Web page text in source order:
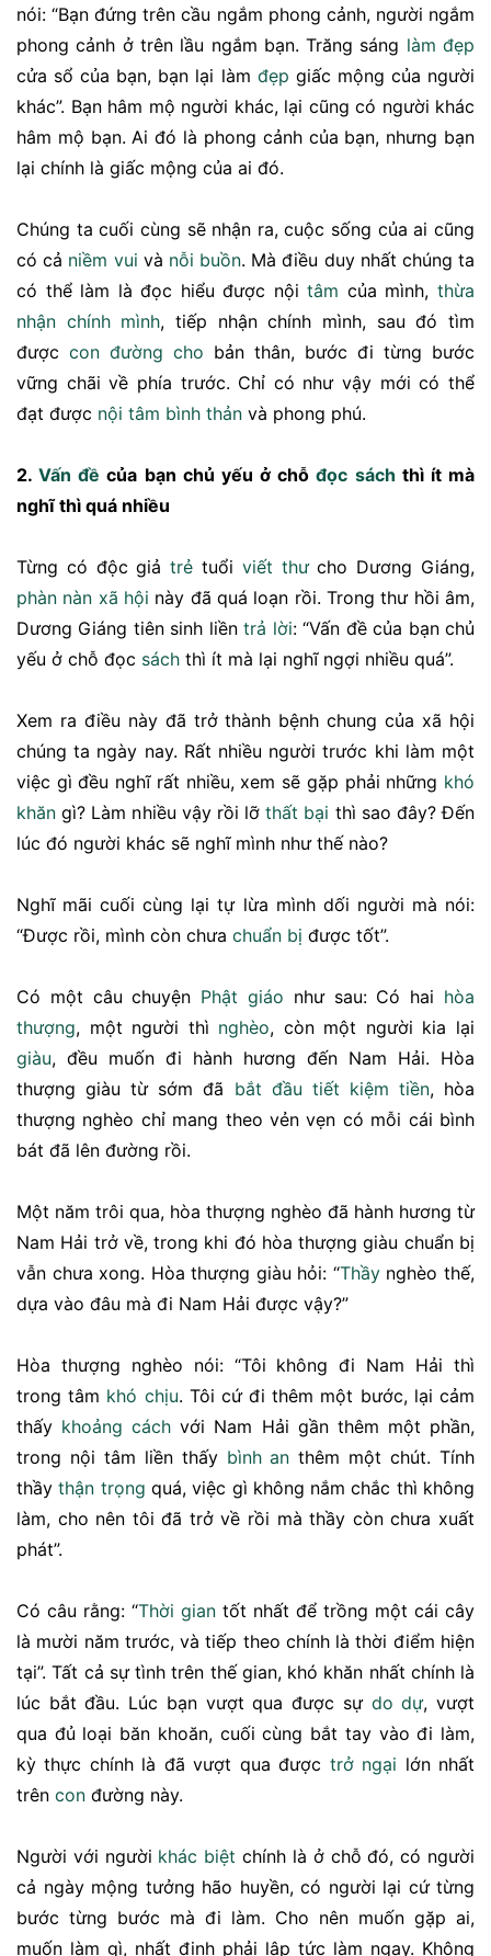
nói: “Bạn đứng trên cầu ngắm phong cảnh, người ngắm
phong cảnh ở trên lầu ngắm bạn. Trăng sáng làm đẹp
cửa sổ của bạn, bạn lại làm đẹp giấc mộng của người
khác”. Bạn hâm mộ người khác, lại cũng có người khác
hâm mộ bạn. Ai đó là phong cảnh của bạn, nhưng bạn
lại chính là giấc mộng của ai đó.
Chúng ta cuối cùng sẽ nhận ra, cuộc sống của ai cũng
có cả niềm vui và nỗi buồn. Mà điều duy nhất chúng ta
có thể làm là đọc hiểu được nộitâm của mình,thừa
nhận chính mình, tiếp nhận chính mình, sau đó tìm
được con đường cho bản thân, bước đi từng bước
vững chãi về phía trước. Chỉ có như vậy mới có thể
đạt được nội tâm bình thản và phong phú.
2.Vấn đề của bạn chủ yếu ở chỗđọc sách thì ít mà
nghĩ thì quá nhiều
Từng có độc giảtrẻ tuổi viết thưcho Dương Giáng,
phàn nàn xã hội này đã quá loạn rồi. Trong thư hồi âm,
Dương Giáng tiên sinh liềntrả lời: “Vấn đề của bạn chủ
yếu ở chỗ đọc sách thì ít mà lại nghĩ ngợi nhiều quá”.
Xem ra điều này đã trở thành bệnh chung của xã hội
chúng ta ngày nay. Rất nhiều người trước khi làm một
việc gì đều nghĩ rất nhiều, xem sẽ gặp phải những khó
khăn gì? Làm nhiều vậy rồi lỡthất bại thì sao đây? Đến
lúc đó người khác sẽ nghĩ mình như thế nào?
Nghĩ mãi cuối cùng lại tự lừa mình dối người mà nói:
“Được rồi, mình còn chưa chuẩn bị được tốt”.
Có một câu chuyện Phật giáo như sau: Có hai hòa
thượng, một người thì nghèo, còn một người kia lại
giàu, đều muốn đi hành hương đến Nam Hải. Hòa
thượng giàu từ sớm đã bắt đầu tiết kiệm tiền, hòa
thượng nghèo chỉ mang theo vẻn vẹn có mỗi cái bình
bát đã lên đường rồi.
Một năm trôi qua, hòa thượng nghèo đã hành hương từ
Nam Hải trở về, trong khi đó hòa thượng giàu chuẩn bị
vẫn chưa xong. Hòa thượng giàu hỏi: “Thầynghèo thế,
dựa vào đâu mà đi Nam Hải được vậy?”
Hòa thượng nghèo nói: “Tôi không đi Nam Hải thì
trong tâm khó chịu. Tôi cứ đi thêm một bước, lại cảm
thấy khoảng cách với Nam Hải gần thêm một phần,
trong nội tâm liền thấy bình an thêm một chút. Tính
thầythận trọng quá, việc gì không nắm chắc thì không
làm, cho nên tôi đã trở về rồi mà thầy còn chưa xuất
phát”.
Có câu rằng: “Thời gian tốt nhất để trồng một cái cây
là mười năm trước, và tiếp theo chính là thời điểm hiện
tại”. Tất cả sự tình trên thế gian, khó khăn nhất chính là
lúc bắt đầu. Lúc bạn vượt qua được sự do dự, vượt
qua đủ loại băn khoăn, cuối cùng bắt tay vào đi làm,
kỳ thực chính là đã vượt qua được trở ngại lớn nhất
trên con đường này.
Người với người khác biệt chính là ở chỗ đó, có người
cả ngày mộng tưởng hão huyền, có người lại cứ từng
bước từng bước mà đi làm. Cho nên muốn gặp ai,
muốn làm gì, nhất định phải lập tức làm ngay. Không